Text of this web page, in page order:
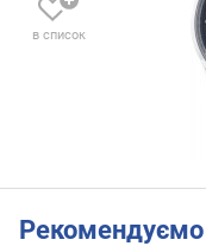
в список
Рекомендуємо